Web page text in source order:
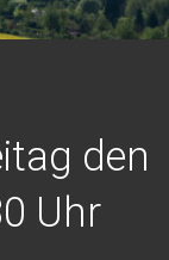
den
Uhr